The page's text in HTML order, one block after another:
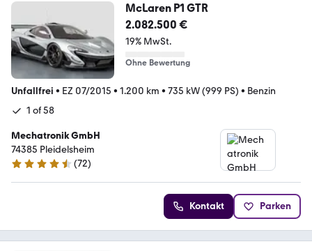
McLaren P1 GTR
2.082.500 €
19% MwSt.
Ohne Bewertung
Unfallfrei • EZ 07/2015 • 1.200 km • 735 kW (999 PS) • Benzin
1 of 58
Mechatronik GmbH
74385 Pleidelsheim
4.6 Sterne
(72)
Kontakt Parken